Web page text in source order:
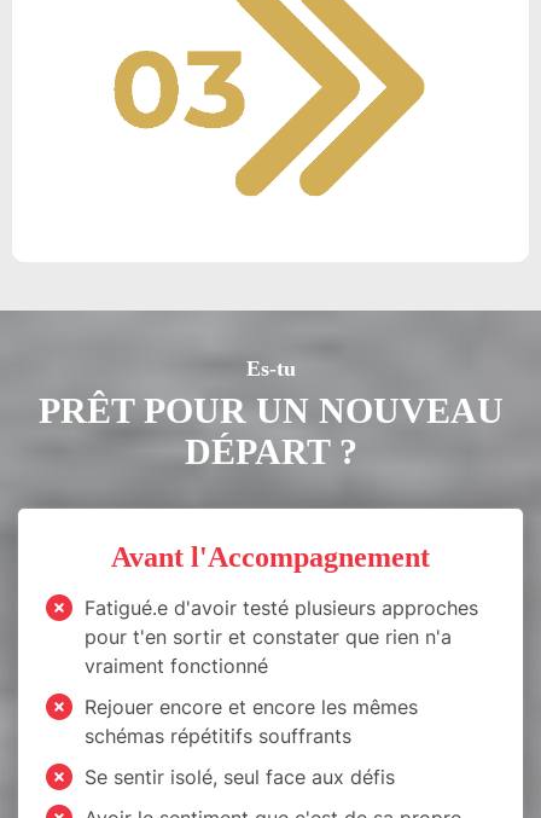
Es-tu
PRÊT POUR UN NOUVEAU
DÉPART ?
Avant l'Accompagnement
Fatigué.e d'avoir testé plusieurs approches
pour t'en sortir et constater que rien n'a
vraiment fonctionné
Rejouer encore et encore les mêmes
schémas répétitifs souffrants
Se sentir isolé, seul face aux défis